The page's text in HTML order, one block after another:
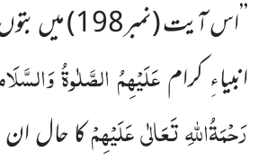
’’اس آیت(نمبر198
)میں
انبیاءِ کرامعَلَیْہِمُ الصَّلٰوۃُ
رَحْمَۃُاللہِ تَعَالٰی عَلَیْہِمْکا حال